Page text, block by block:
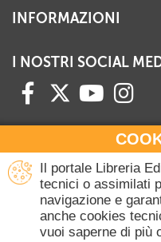
Il portale Libreria
tecnici o assimilati
navigazione e
anche cookies
vuoi saperne di più
INFORMAZIONI
I NOSTRI SOCIAL
HAI BISOGNO DI
+39